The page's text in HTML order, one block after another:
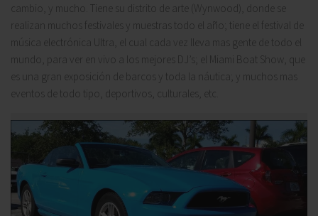
cambio, y mucho. Tiene su distrito de arte (
Wynwood),
donde se
realizan muchos festivales y muestras todo el año; tiene el festival de
música electrónica Ultra , el cual cada vez lleva mas gente de todo el
mundo, para ver en vivo a los mejores DJ’s; el Miami Boat Show,
que
es una gran exposición de barcos y toda la náutica; y muchos mas
eventos de todo tipo, deportivos, culturales, etc.